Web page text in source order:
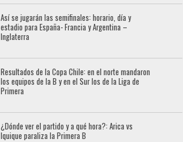
Así se jugarán las semifinales: horario, día y
estadio para España- Francia y Argentina –
Inglaterra
Resultados de la Copa Chile: en el norte mandaron
los equipos de la B y en el Sur los de la Liga de
Primera
¿Dónde ver el partido y a qué hora?: Arica vs
Iquique paraliza la Primera B